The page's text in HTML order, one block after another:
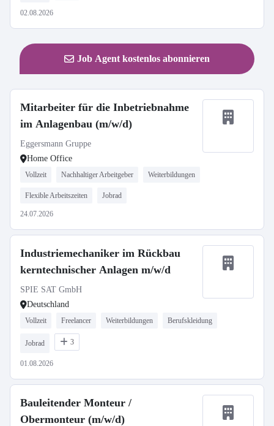
02.08.2026
Job Agent kostenlos abonnieren
Mitarbeiter für die Inbetriebnahme
im Anlagenbau (m/w/d)
Eggersmann Gruppe
Home Office
Vollzeit Nachhaltiger Arbeitgeber Weiterbildungen
Flexible Arbeitszeiten Jobrad
24.07.2026
Industriemechaniker im Rückbau
kerntechnischer Anlagen m/w/d
SPIE SAT GmbH
Deutschland
Vollzeit Freelancer Weiterbildungen Berufskleidung
Jobrad 3
01.08.2026
Bauleitender Monteur /
Obermonteur (m/w/d)